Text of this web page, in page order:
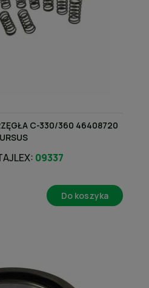
C-330/360 46408720
09337
Do koszyka